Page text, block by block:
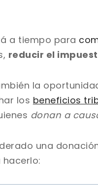
a tiempo para
reducir el
la
los beneficios
donan a
una